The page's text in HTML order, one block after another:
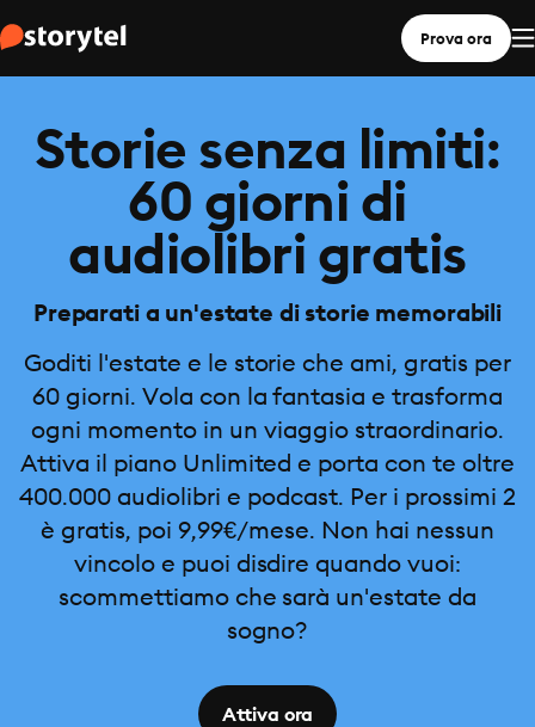
Prova ora
Storie senza limiti:
60 giorni di
audiolibri gratis
Preparati a un'estate di storie memorabili
Goditi l'estate e le storie che ami, gratis per
60 giorni. Vola con la fantasia e trasforma
ogni momento in un viaggio straordinario.
Attiva il piano Unlimited e porta con te oltre
400.000 audiolibri e podcast. Per i prossimi 2
è gratis, poi 9,99€/mese. Non hai nessun
vincolo e puoi disdire quando vuoi:
scommettiamo che sarà un'estate da
sogno?
Attiva ora